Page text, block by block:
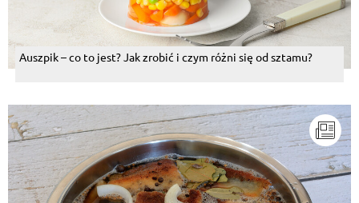
Auszpik – co to jest? Jak zrobić i czym różni się od sztamu?